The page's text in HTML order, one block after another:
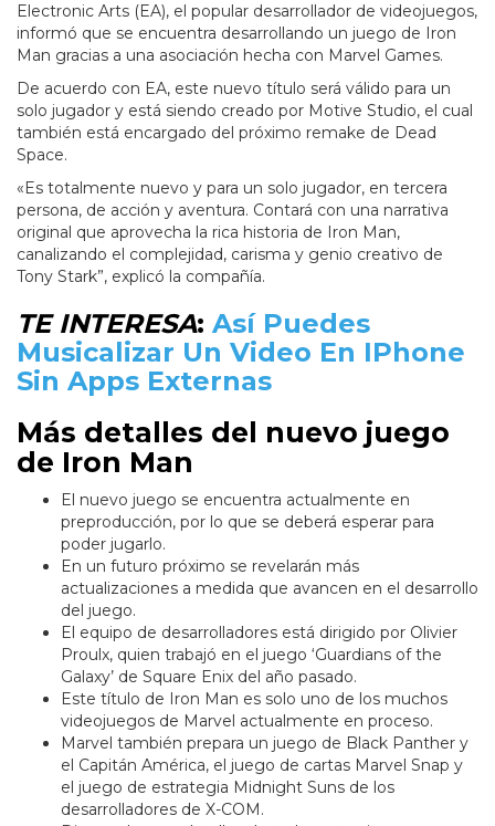
Electronic Arts (EA), el popular desarrollador de videojuegos,
informó que se encuentra desarrollando un juego de Iron
Man gracias a una asociación hecha con Marvel Games.
De acuerdo con EA, este nuevo título será válido para un
solo jugador y está siendo creado por Motive Studio, el cual
también está encargado del próximo remake de Dead
Space.
«Es totalmente nuevo y para un solo jugador, en tercera
persona, de acción y aventura. Contará con una narrativa
original que aprovecha la rica historia de Iron Man,
canalizando el complejidad, carisma y genio creativo de
Tony Stark”, explicó la compañía.
TE INTERESA: Así Puedes
Musicalizar Un Video En IPhone
Sin Apps Externas
Más detalles del nuevo juego
de Iron Man
El nuevo juego se encuentra actualmente en
preproducción, por lo que se deberá esperar para
poder jugarlo.
En un futuro próximo se revelarán más
actualizaciones a medida que avancen en el desarrollo
del juego.
El equipo de desarrolladores está dirigido por Olivier
Proulx, quien trabajó en el juego ‘Guardians of the
Galaxy’ de Square Enix del año pasado.
Este título de Iron Man es solo uno de los muchos
videojuegos de Marvel actualmente en proceso.
Marvel también prepara un juego de Black Panther y
el Capitán América, el juego de cartas Marvel Snap y
el juego de estrategia Midnight Suns de los
desarrolladores de X-COM.